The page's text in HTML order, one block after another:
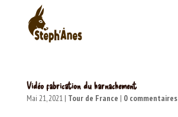
Vidéo fabrication du harnachement
Mai 21, 2021| Tour de France | 0 commentaires